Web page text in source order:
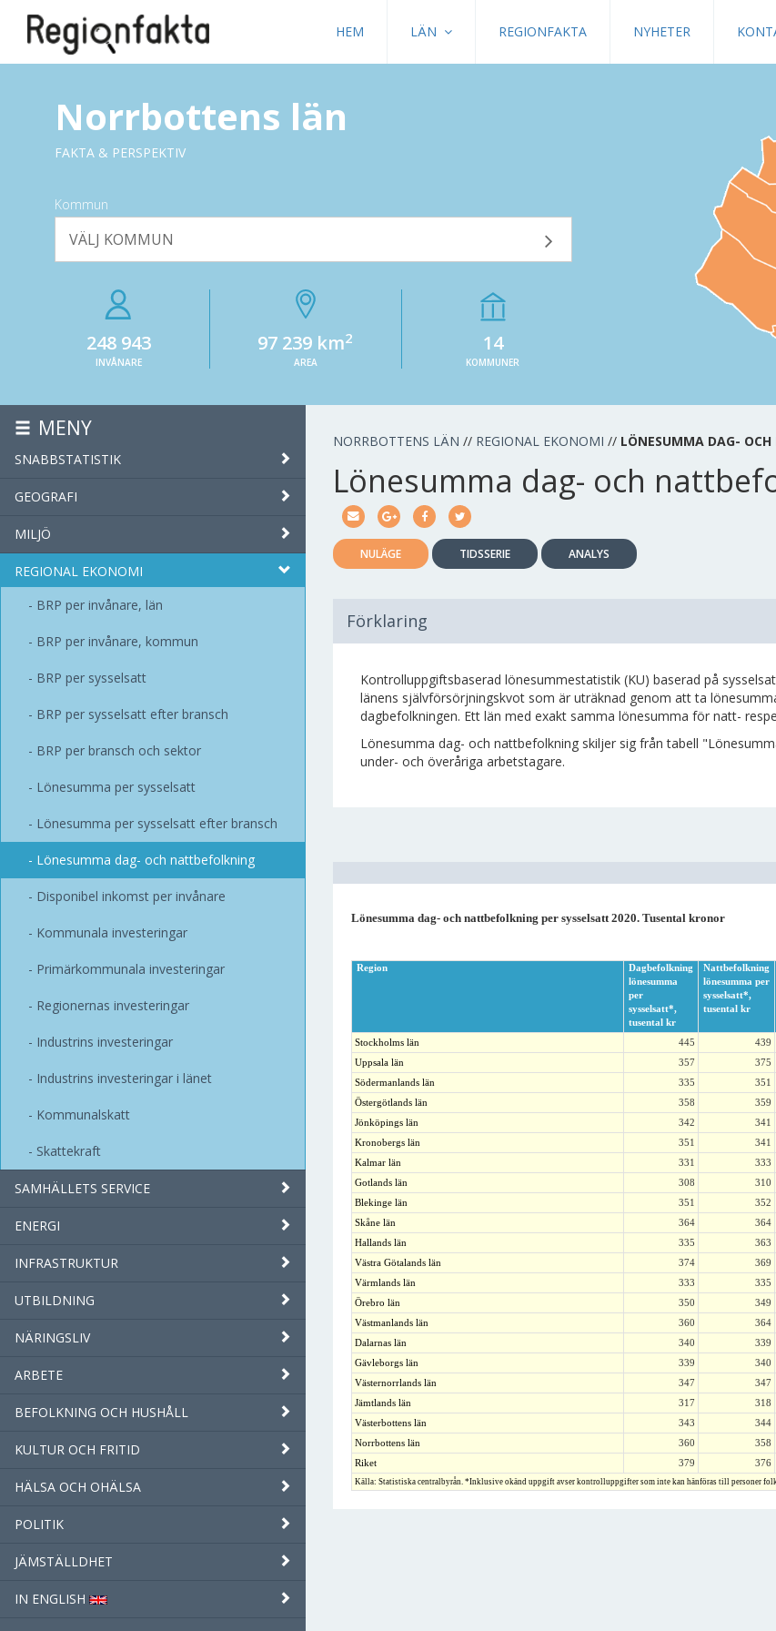
HEM LÄN REGIONFAKTA NYHETER
Norrbottens län
FAKTA & PERSPEKTIV
Kommun
VÄLJ KOMMUN
248 943
INVÅNARE
97 239 km2
AREA
14
KOMMUNER
MENY
SNABBSTATISTIK
GEOGRAFI
MILJÖ
REGIONAL EKONOMI
BRP per invånare, län
BRP per invånare, kommun
BRP per sysselsatt
BRP per sysselsatt efter bransch
BRP per bransch och sektor
Lönesumma per sysselsatt
Lönesumma per sysselsatt efter bransch
Lönesumma dag- och nattbefolkning
Disponibel inkomst per invånare
Kommunala investeringar
Primärkommunala investeringar
Regionernas investeringar
Industrins investeringar
Industrins investeringar i länet
Kommunalskatt
Skattekraft
SAMHÄLLETS SERVICE
ENERGI
INFRASTRUKTUR
UTBILDNING
NÄRINGSLIV
ARBETE
BEFOLKNING OCH HUSHÅLL
KULTUR OCH FRITID
HÄLSA OCH OHÄLSA
POLITIK
JÄMSTÄLLDHET
IN ENGLISH
NORRBOTTENS LÄN // REGIONAL EKONOMI // LÖNESUMMA DAG-
Lönesumma dag- och
NULÄGE TIDSSERIE ANALYS
Förklaring
Kontrolluppgiftsbaserad lönesummestatistik (KU) baserad på
länens självförsörjningskvot som är uträknad genom att ta
dagbefolkningen. Ett län med exakt samma lönesumma för natt-
Lönesumma dag- och nattbefolkning skiljer sig från tabell
under- och överåriga arbetstagare.
Lönesumma dag- och nattbefolkning per sysselsatt 2020. Tusental kronor
Region
Dagbefolkning
lönesumma
per
sysselsatt*,
tusental kr
Nattbefolkning
lönesumma per
sysselsatt*,
tusental kr
Stockholms län 445 439
Uppsala län
357 375
Södermanlands län
335 351
Östergötlands län
358 359
Jönköpings län
342 341
Kronobergs län
351 341
Kalmar län
331 333
Gotlands län
308 310
Blekinge län
351 352
Skåne län
364 364
Hallands län
335 363
Västra Götalands län
374 369
Värmlands län
333 335
Örebro län
350 349
Västmanlands län
360 364
Dalarnas län
340 339
Gävleborgs län
339 340
Västernorrlands län
347 347
Jämtlands län
317 318
Västerbottens län
343 344
Norrbottens län
360 358
Riket
379 376
Källa: Statistiska centralbyrån. *Inklusive okänd uppgift avser kontrolluppgifter som inte kan hänföras till personer